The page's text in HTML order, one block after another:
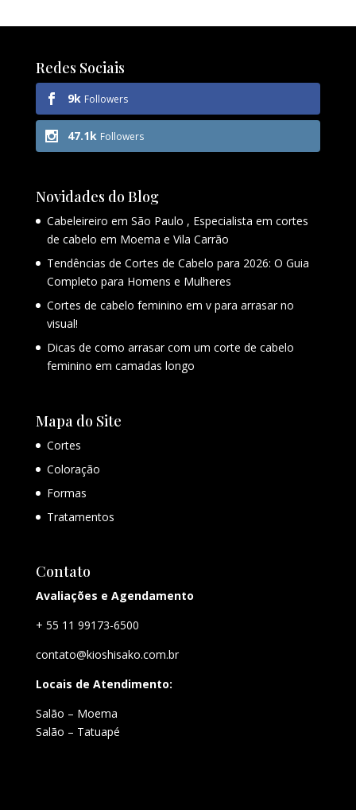
Redes Sociais
9k Followers
47.1k Followers
Novidades do Blog
Cabeleireiro em São Paulo , Especialista em cortes
de cabelo em Moema e Vila Carrão
Tendências de Cortes de Cabelo para 2026: O Guia
Completo para Homens e Mulheres
Cortes de cabelo feminino em v para arrasar no
visual!
Dicas de como arrasar com um corte de cabelo
feminino em camadas longo
Mapa do Site
Cortes
Coloração
Formas
Tratamentos
Contato
Avaliações e Agendamento
+ 55 11 99173-6500
contato@kioshisako.com.br
Locais de Atendimento:
Salão – Moema
Salão – Tatuapé